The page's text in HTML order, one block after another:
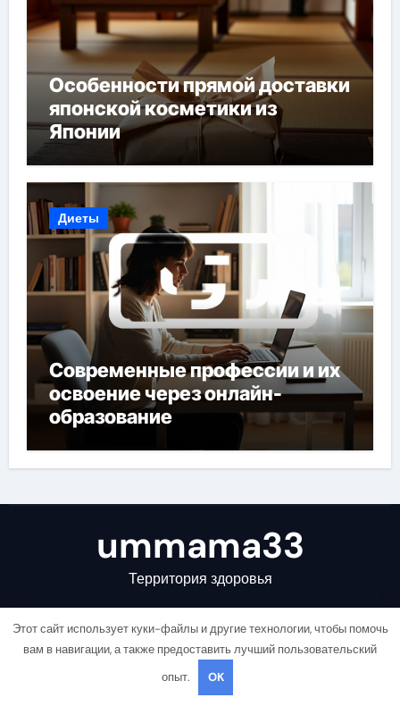
Особенности прямой доставки
японской косметики из
Японии
Диеты
Современные профессии и их
освоение через онлайн-
образование
ummama33
Территория здоровья
Copyright © All rights reserved |
Этот сайт использует куки-файлы и другие технологии, чтобы помочь
вам в навигации, а также предоставить лучший пользовательский
опыт.
OK